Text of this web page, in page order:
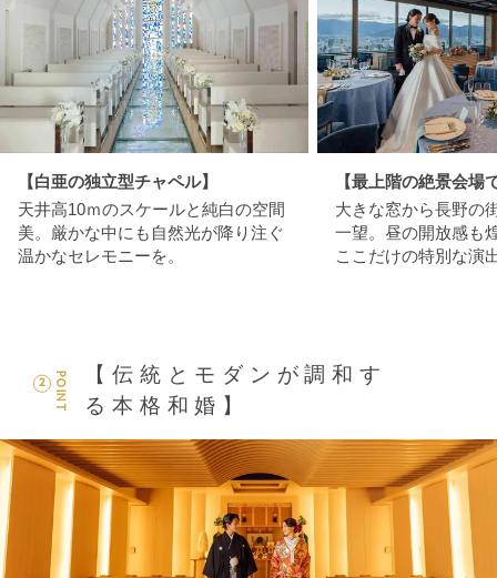
【白亜の独立型チャペル】
天井高10ｍのスケールと純白の空間
美。厳かな中にも自然光が降り注ぐ
温かなセレモニーを。
【最上階の絶景会場
大きな窓から長野の
一望。昼の開放感も
ここだけの特別な演
POINT
2
【伝統とモダンが調和す
る本格和婚】